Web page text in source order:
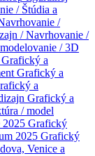
/ Štúdia a
/
/ Navrhovanie /
/ 3D
Grafický a
Grafický a
a
Grafický a
/ model
Grafický
2025 Grafický
Venice a